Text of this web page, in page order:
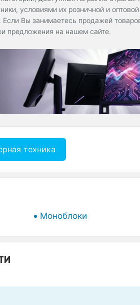
условиями их розничной и
Вы занимаетесь продажей
предложения на нашем сайте.
техника
Моноблоки